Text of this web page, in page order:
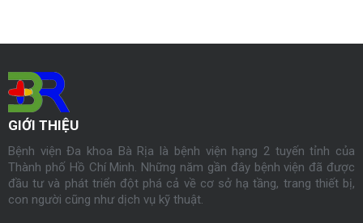
GIỚI THIỆU
Bệnh viện Đa khoa Bà Rịa là bệnh viện hạng 2 tuyến tỉnh của
Thành phố Hồ Chí Minh. Những năm gần đây bệnh viện đã được
đầu tư và phát triển đột phá cả về cơ sở hạ tầng, trang thiết bị,
con người cũng như dịch vụ kỹ thuật.